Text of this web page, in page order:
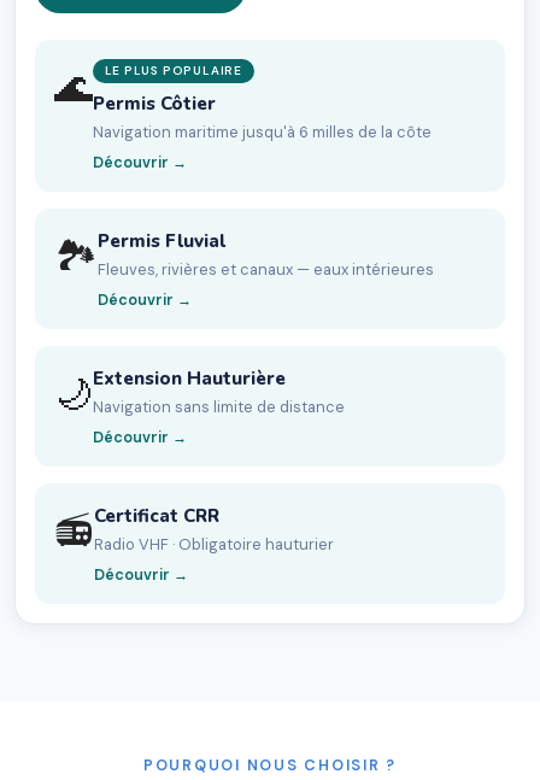
🌊 LE PLUS POPULAIRE
Permis Côtier
Navigation maritime jusqu'à 6 milles de la côte
Découvrir →
🏞 Permis Fluvial
Fleuves, rivières et canaux — eaux intérieures
Découvrir →
🌙Extension Hauturière
Navigation sans limite de distance
Découvrir →
📻Certificat CRR
Radio VHF · Obligatoire hauturier
Découvrir →
POURQUOI NOUS CHOISIR ?